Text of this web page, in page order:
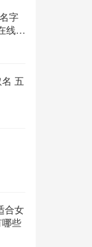
字
线工
五
合女
些